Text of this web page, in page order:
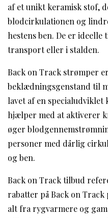
af et unikt keramisk stof,
blodcirkulationen og
hestens ben. De er
transport eller i stalden.
Back on Track strømper
beklædningsgenstand til
lavet af en
hjælper med at aktiverer
øger
personer med dårlig
og ben.
Back on Track tilbud
rabatter på Back on
alt fra rygvarmere og